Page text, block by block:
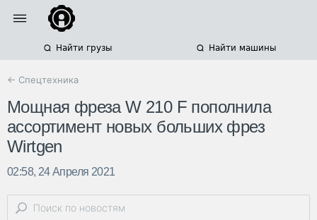
Найти грузы Найти машины
← Спецтехника
Мощная фреза W 210 F пополнила
ассортимент новых больших фрез
Wirtgen
02:58, 24 Апреля 2021